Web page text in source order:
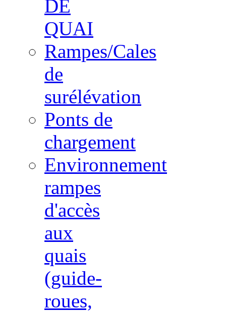
DE
QUAI
Rampes/Cales
de
surélévation
Ponts de
chargement
Environnement
rampes
d'accès
aux
quais
(guide-
roues,